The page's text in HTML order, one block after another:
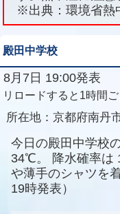
※出典：環境省熱
殿田中学校
8月7日 19:00発表
リロードすると1時間
所在地： 京都府南丹
今日の殿田中学校
34℃。
降水確率は
や薄手のシャツを
19時発表）